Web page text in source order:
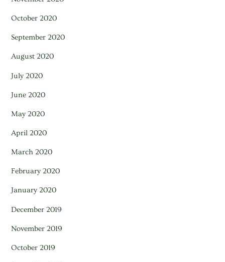
October 2020
September 2020
August 2020
July 2020
June 2020
May 2020
April 2020
March 2020
February 2020
January 2020
December 2019
November 2019
October 2019